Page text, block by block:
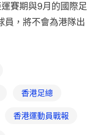
賽期與9月的國際足
員，將不會為港隊出
香港足總
香港運動員戰報